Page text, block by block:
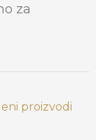
za
proizvodi